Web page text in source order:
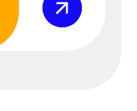
Σεμινάριο
(webinar) "Μέσα
Ατομικής